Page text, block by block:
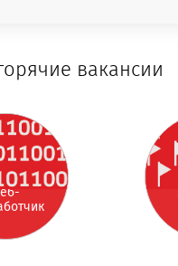
вакансии